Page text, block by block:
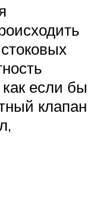
как если бы
клапан